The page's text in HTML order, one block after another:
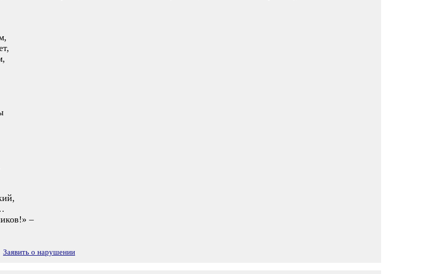
–
Заявить о нарушении